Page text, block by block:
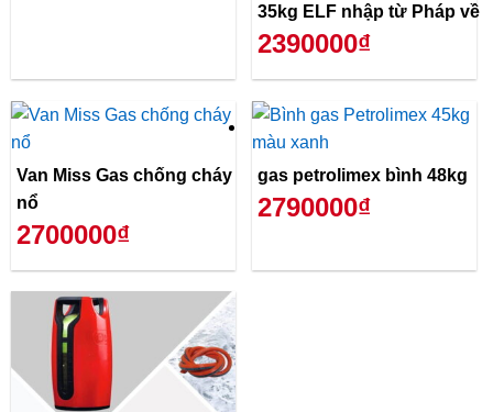
35kg ELF nhập từ Pháp về
2390000₫
Van Miss Gas chống cháy
nổ
2700000₫
gas petrolimex bình 48kg
2790000₫